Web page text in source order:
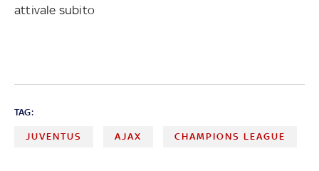
attivale subito
TAG:
JUVENTUS AJAX CHAMPIONS LEAGUE